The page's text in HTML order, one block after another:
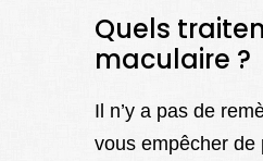
Quels
maculaire ?
Il n’y a pas de
vous empêcher de